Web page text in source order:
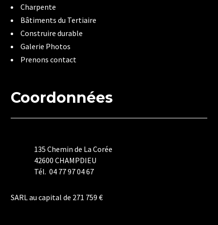
Charpente
Bâtiments du Tertiaire
Construire durable
Galerie Photos
Prenons contact
Coordonnées
135 Chemin de La Corée
42600 CHAMPDIEU
Tél. 04 77 97 04 67
SARL au capital de 271 759 €
Politique de Confidentialité